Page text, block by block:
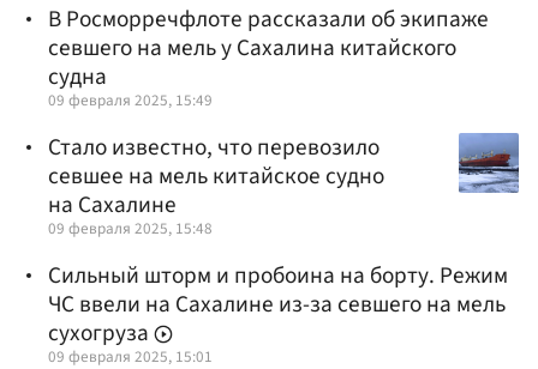
В Росморречфлоте рассказали об экипаже
севшего на мель у Сахалина китайского
судна
09 февраля 2025, 15:49
Стало известно, что перевозило
севшее на мель китайское судно
на Сахалине
09 февраля 2025, 15:48
Сильный шторм и пробоина на борту. Режим
ЧС ввели на Сахалине из-за севшего на мель
сухогруза
09 февраля 2025, 15:01